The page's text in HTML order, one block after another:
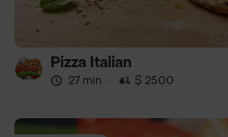
Pizza Italian
27 min · $ 2500